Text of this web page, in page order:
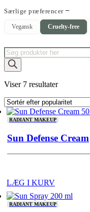
Særlige præferencer
Vegansk Cruelty-free
Products
search
Viser 7 resultaterSorteret
popularitet
RADIANT MAKEUP
Sun Defense Cream
LÆG I KURV
RADIANT MAKEUP